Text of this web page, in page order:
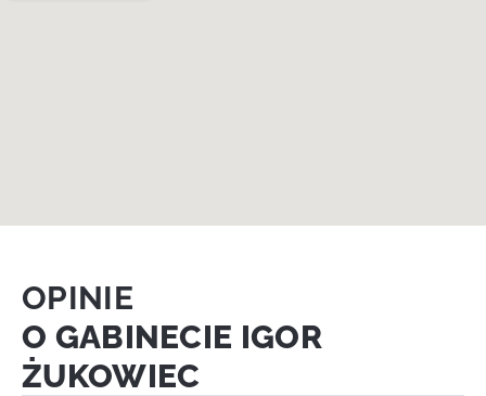
OPINIE
O GABINECIE IGOR
ŻUKOWIEC